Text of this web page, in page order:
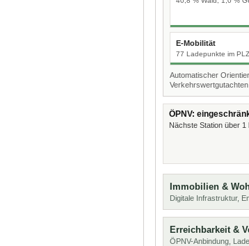
E-Mobilität
77 Ladepunkte im
Automatischer
ÖPNV:
Nächste Station über 1
Immobilien &
Digitale Infrastruktur,
Erreichbarkeit &
ÖPNV-Anbindung,